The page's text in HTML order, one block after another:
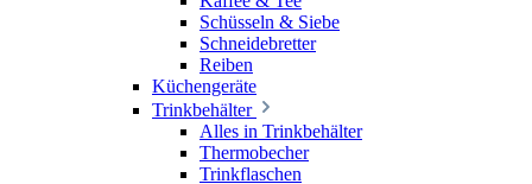
Schüsseln & Siebe
Schneidebretter
Reiben
Küchengeräte
Trinkbehälter
Alles in Trinkbehälter
Thermobecher
Trinkflaschen